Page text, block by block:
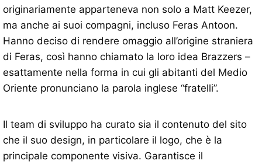
originariamente apparteneva non solo a Matt Keezer,
ma anche ai suoi compagni, incluso Feras Antoon.
Hanno deciso di rendere omaggio all’origine straniera
di Feras, così hanno chiamato la loro idea Brazzers –
esattamente nella forma in cui gli abitanti del Medio
Oriente pronunciano la parola inglese “fratelli”.
Il team di sviluppo ha curato sia il contenuto del sito
che il suo design, in particolare il logo, che è la
principale componente visiva. Garantisce il